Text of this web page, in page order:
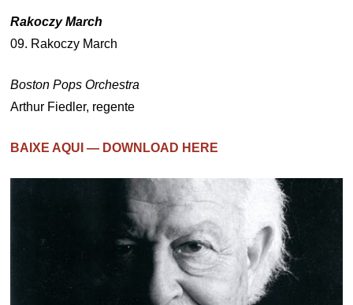
Rakoczy March
09. Rakoczy March
Boston Pops Orchestra
Arthur Fiedler, regente
BAIXE AQUI — DOWNLOAD HERE